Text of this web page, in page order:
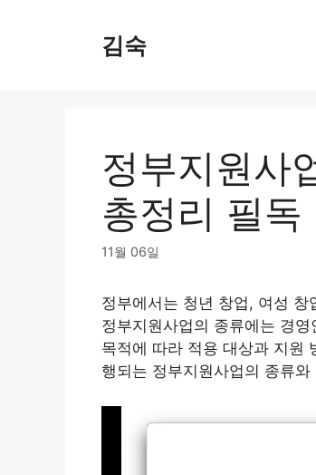
김숙
정부지원사
총정리 필독
11월 06일
정부에서는 청년 창업, 여성
정부지원사업의 종류에는 경
목적에 따라 적용 대상과 지원
행되는 정부지원사업의 종류